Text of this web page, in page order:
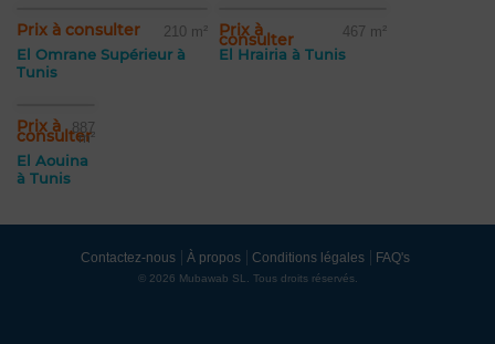
Prix à consulter 210 m²
El Omrane Supérieur à
Tunis
Prix à
consulter 467 m²
El Hrairia à Tunis
Prix à
consulter
887
m²
El Aouina
à Tunis
Contactez-nous À propos Conditions légales FAQ's
© 2026 Mubawab SL. Tous droits réservés.